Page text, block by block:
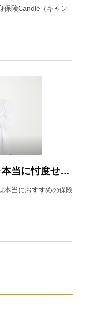
保険Candle（キャン
おすすめできる医療保険を本当に忖度せずに紹介します！！
本当におすすめの保険